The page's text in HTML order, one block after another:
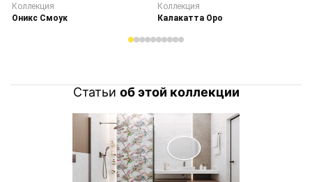
Коллекция
Оникс Смоук
Коллекция
Калакатта Оро
Статьи об этой коллекции